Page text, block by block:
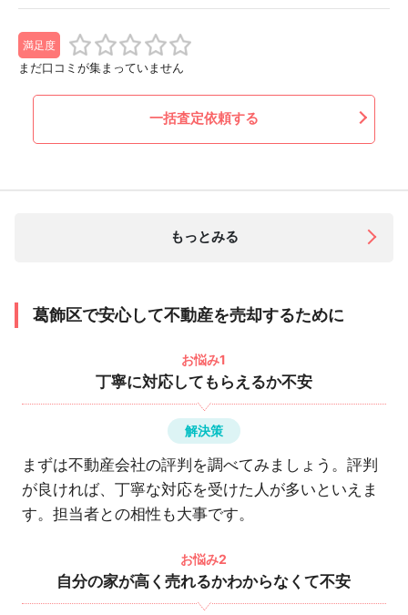
満足度
まだ口コミが集まっていません
一括査定依頼する
もっとみる
葛飾区で安心して不動産を売却するために
お悩み1
丁寧に対応してもらえるか不安
解決策
まずは不動産会社の評判を調べてみましょう。評判
が良ければ、丁寧な対応を受けた人が多いといえま
す。担当者との相性も大事です。
お悩み2
自分の家が高く売れるかわからなくて不安